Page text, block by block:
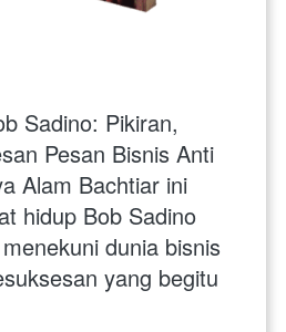
Sadino: Pikiran,
Pesan Bisnis Anti
Alam Bachtiar ini
hidup Bob Sadino
dunia bisnis
yang begitu